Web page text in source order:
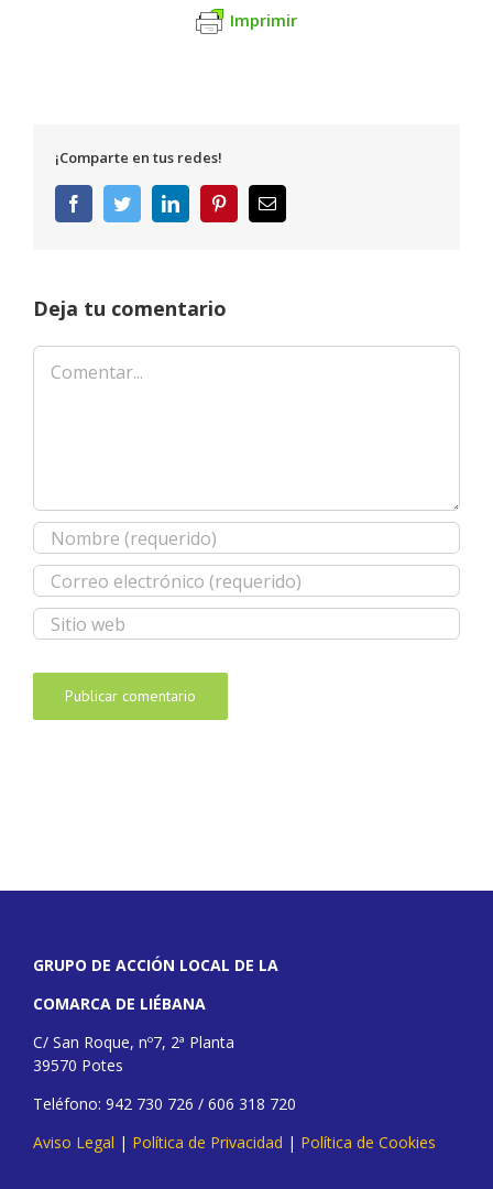
Imprimir
¡Comparte en tus redes!
FacebookTwitterLinkedInPinterestCorreo
electrónico
Deja tu comentario
Comentar
GRUPO DE ACCIÓN LOCAL DE LA
COMARCA DE LIÉBANA
C/ San Roque, nº7, 2ª Planta
39570 Potes
Teléfono: 942 730 726 / 606 318 720
Aviso Legal | Política de Privacidad | Política de Cookies